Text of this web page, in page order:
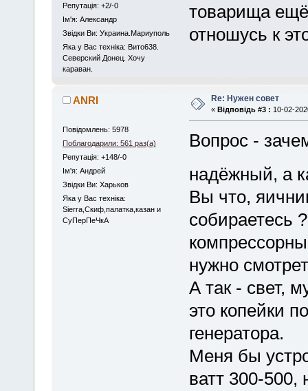
Репутація: +2/-0
Iм'я: Александр
Звідки Ви: Украина.Мариуполь
Яка у Вас техніка: Вито638.
Северский Донец. Хочу
караван.
товарища
отношусь к
ANRI
Повідомлень: 5978
Поблагодарили: 561 раз(а)
Репутація: +148/-0
Iм'я: Андрей
Звідки Ви: Харьков
Яка у Вас техніка:
Sierra,Скиф,палатка,казан и
СуПерПеЧкА
Re: Нужен совет
« Відповідь #3 : 10-02-
Вопрос -
надёжный, а
Вы что,
собираетесь
нужно
А так - свет,
это копейки
генератора.
Меня бы
ватт 300-500,